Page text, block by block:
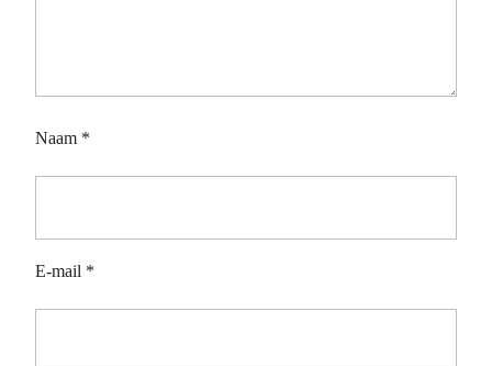
Naam *
E-mail *